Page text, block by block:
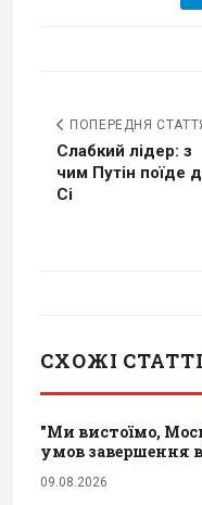
ПОПЕРЕДНЯ
Слабкий лідер: з
чим Путін поїде
Сі
СХОЖІ СТАТТІ
"Ми вистоїмо,
умов завершення
09.08.2026